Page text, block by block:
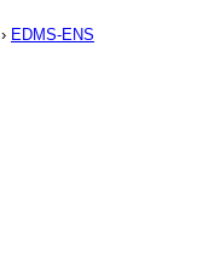
› EDMS-ENS